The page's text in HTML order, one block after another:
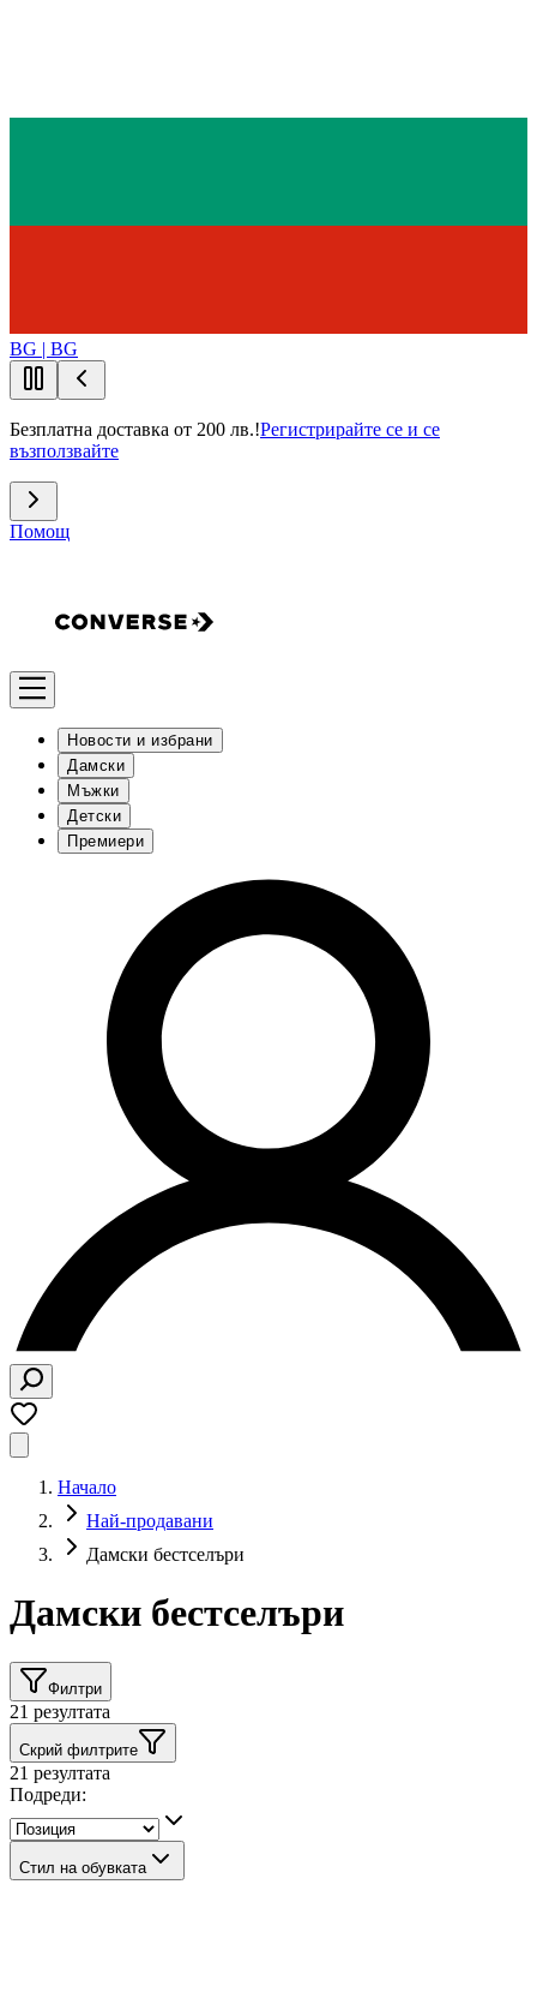
BG | BG
Безплатна доставка от 200 лв.!Регистрирайте се и се
възползвайте
Помощ
Новости и избрани
Дамски
Мъжки
Детски
Премиери
Начало
Най-продавани
Дамски бестселъри
Дамски бестселъри
Филтри
21 резултата
Скрий филтрите
21 резултата
Подреди:
Стил на обувката